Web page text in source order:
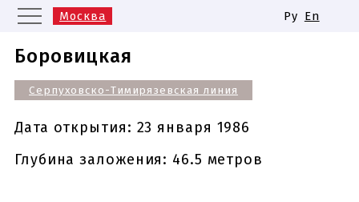
Москва
Казань
Нижний Новгород
Новосибирск
Самара
Одинаковые названия станций
метро
Ру En
Боровицкая
Серпуховско-Тимирязевская линия
Дата открытия: 23 января 1986
Глубина заложения: 46.5 метров